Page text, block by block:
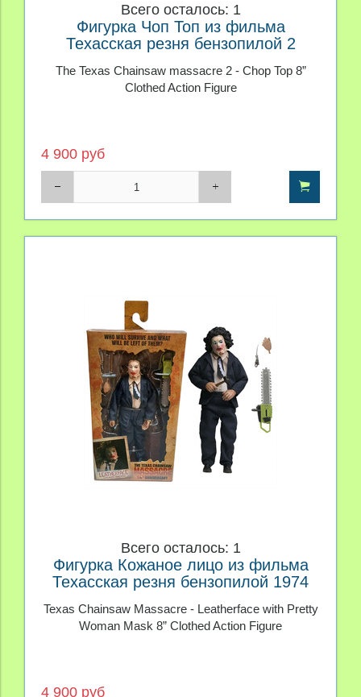
Всего осталось: 1
Фигурка Чоп Топ из фильма
Техасская резня бензопилой 2
The Texas Chainsaw massacre 2 - Chop Top 8”
Clothed Action Figure
4 900 руб
Всего осталось: 1
Фигурка Кожаное лицо из фильма
Техасская резня бензопилой 1974
Texas Chainsaw Massacre - Leatherface with Pretty
Woman Mask 8” Clothed Action Figure
4 900 руб